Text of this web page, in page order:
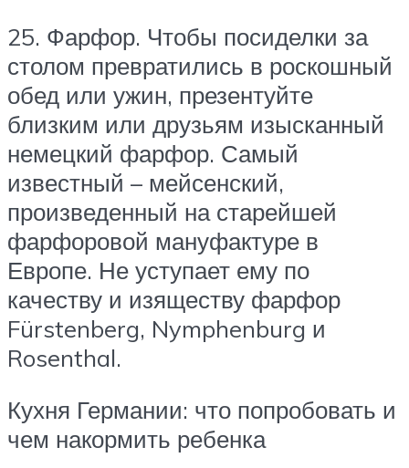
25. Фарфор. Чтобы посиделки за
столом превратились в роскошный
обед или ужин, презентуйте
близким или друзьям изысканный
немецкий фарфор. Самый
известный – мейсенский,
произведенный на старейшей
фарфоровой мануфактуре в
Европе. Не уступает ему по
качеству и изяществу фарфор
Fürstenberg, Nymphenburg и
Rosenthal.
Кухня Германии: что попробовать и
чем накормить ребенка